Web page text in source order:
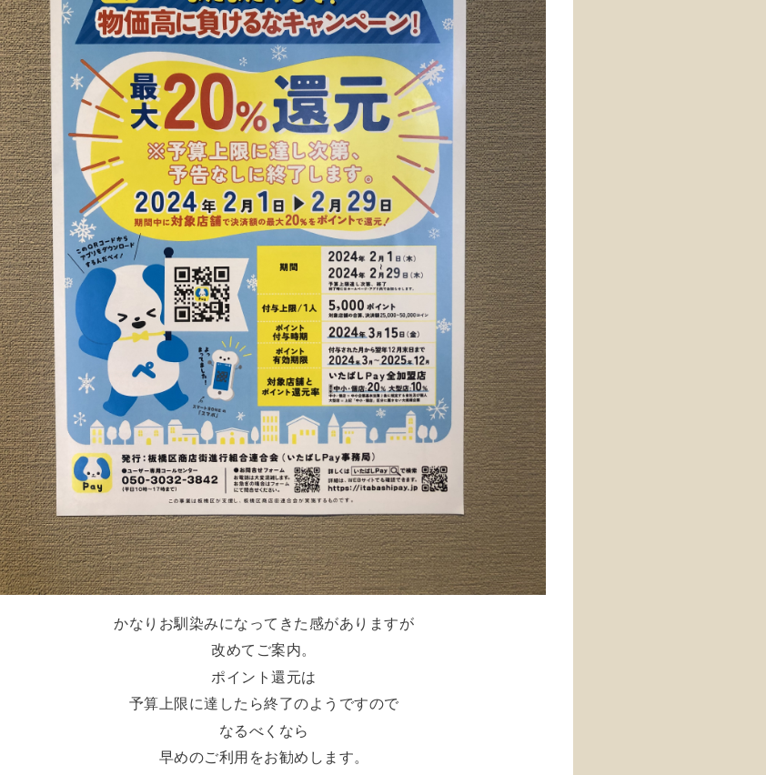
かなりお馴染みになってきた感がありますが
改めてご案内。
ポイント還元は
予算上限に達したら終了のようですので
なるべくなら
早めのご利用をお勧めします。